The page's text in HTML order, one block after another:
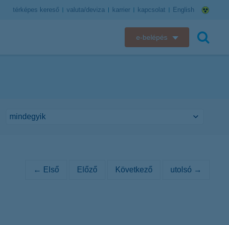
térképes kereső valuta/deviza karrier kapcsolat English
e-belépés
← Első Előző Következő utolsó →